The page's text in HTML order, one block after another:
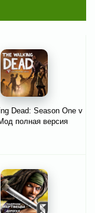
Dead: Season One v
полная версия